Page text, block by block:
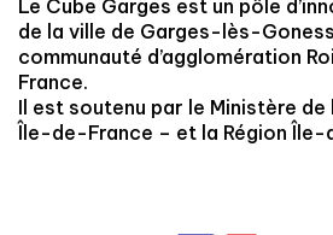
Le Cube Garges est un pôle
de la ville de Garges-lès-
communauté d’agglomération
France.
Il est soutenu par le Ministère de
Île-de-France – et la Région Île-